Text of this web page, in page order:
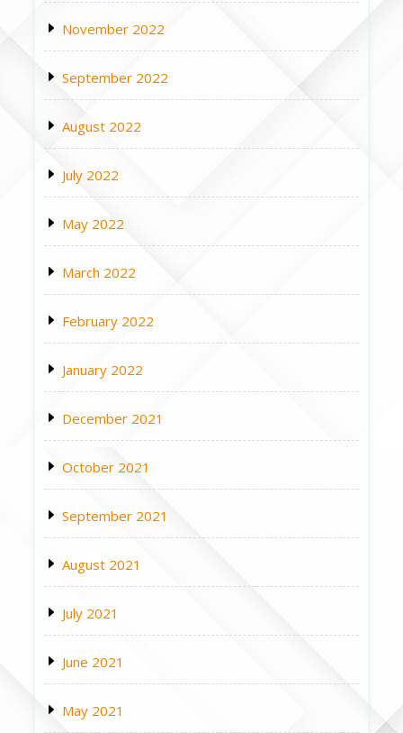
November 2022
September 2022
August 2022
July 2022
May 2022
March 2022
February 2022
January 2022
December 2021
October 2021
September 2021
August 2021
July 2021
June 2021
May 2021